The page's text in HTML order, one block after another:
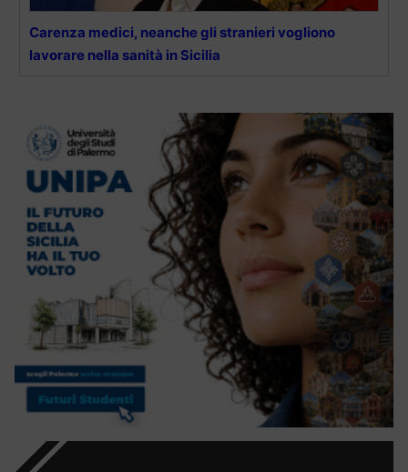
Carenza medici, neanche gli stranieri vogliono
lavorare nella sanità in Sicilia